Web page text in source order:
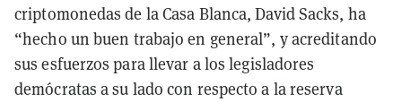
criptomonedas de la Casa Blanca, David Sacks, ha
“hecho un buen trabajo en general”, y acreditando
sus esfuerzos para llevar a los legisladores
demócratas a su lado con respecto a la reserva